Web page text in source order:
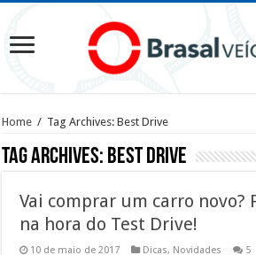
Home / Tag Archives: Best Drive
Tag Archives: Best Drive
Vai comprar um carro novo?
na hora do Test Drive!
10 de maio de 2017 Dicas, Novidades 5